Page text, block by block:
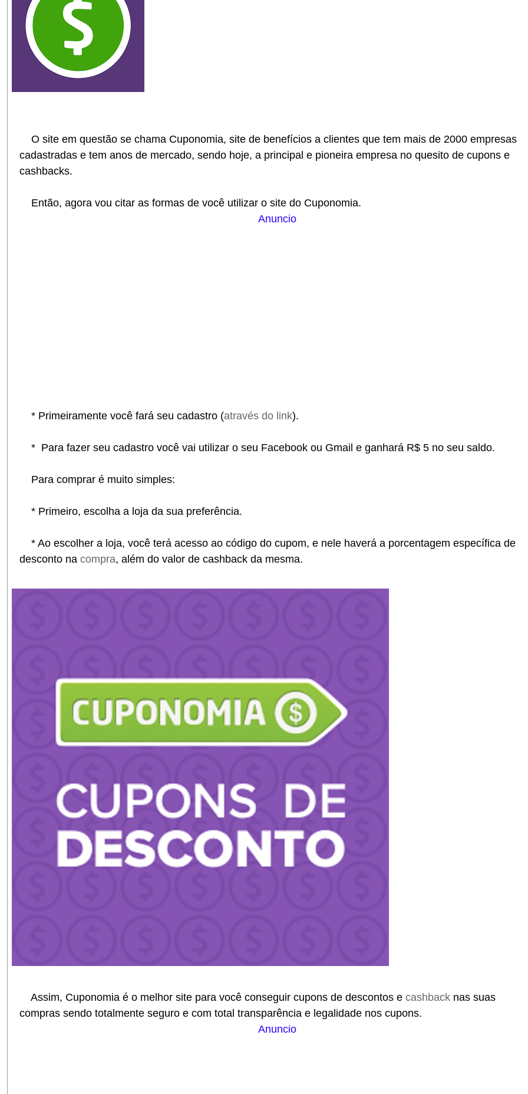
O site em questão se chama Cuponomia, site de benefícios a clientes que tem mais de 2000 empresas
cadastradas e tem anos de mercado, sendo hoje, a principal e pioneira empresa no quesito de cupons e
cashbacks.
Então, agora vou citar as formas de você utilizar o site do Cuponomia.
Anuncio
* Primeiramente você fará seu cadastro (através do link).
* Para fazer seu cadastro você vai utilizar o seu Facebook ou Gmail e ganhará R$ 5 no seu saldo.
Para comprar é muito simples:
* Primeiro, escolha a loja da sua preferência.
* Ao escolher a loja, você terá acesso ao código do cupom, e nele haverá a porcentagem específica de
desconto na compra, além do valor de cashback da mesma.
Assim, Cuponomia é o melhor site para você conseguir cupons de descontos e cashback nas suas
compras sendo totalmente seguro e com total transparência e legalidade nos cupons.
Anuncio